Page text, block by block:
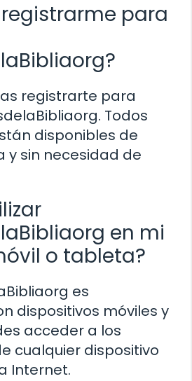
para
registrarte para
Todos
disponibles de
y sin necesidad de
en mi
o tableta?
es
dispositivos móviles y
acceder a los
cualquier dispositivo
Internet.